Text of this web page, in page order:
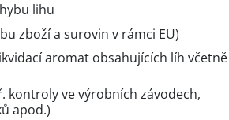
lihu
zboží a surovin v rámci EU)
aromat obsahujících líh včetně
kontroly ve výrobních závodech,
apod.)